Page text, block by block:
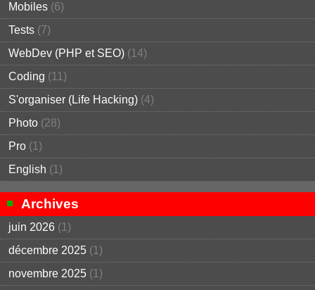
Mobiles (6)
Tests (7)
WebDev (PHP et SEO) (14)
Coding (11)
S'organiser (Life Hacking) (4)
Photo (28)
Pro (1)
English (1)
Archives
juin 2026 (1)
décembre 2025 (1)
novembre 2025 (1)